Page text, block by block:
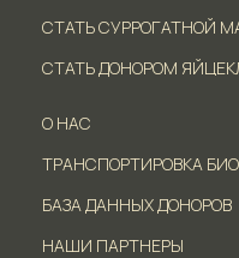
СТАТЬ СУРРОГАТНОЙ
СТАТЬ ДОНОРОМ
О НАС
ТРАНСПОРТИРОВКА
БАЗА ДАННЫХ ДОНОРОВ
НАШИ ПАРТНЕРЫ